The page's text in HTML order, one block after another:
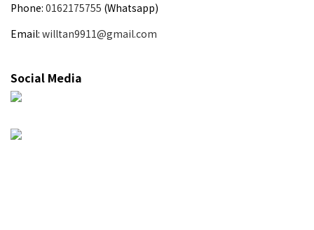
Phone: 0162175755 (Whatsapp)
Email: willtan9911@gmail.com
Social Media